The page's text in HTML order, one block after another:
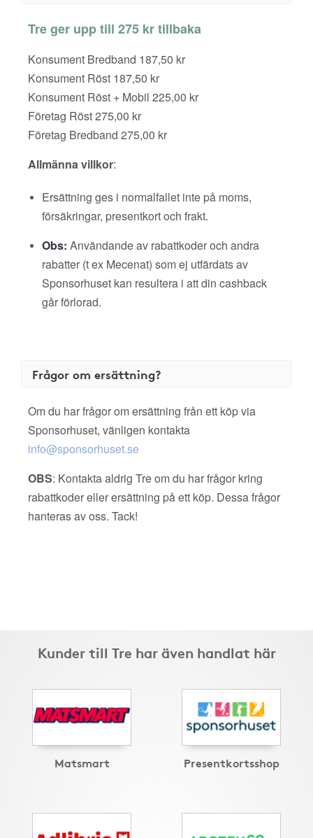
Tre ger upp till 275 kr tillbaka
Konsument Bredband 187,50 kr
Konsument Röst 187,50 kr
Konsument Röst + Mobil 225,00 kr
Företag Röst 275,00 kr
Företag Bredband 275,00 kr
Allmänna villkor:
Ersättning ges i normalfallet inte på moms,
försäkringar, presentkort och frakt.
Obs: Användande av rabattkoder och andra
rabatter (t ex Mecenat) som ej utfärdats av
Sponsorhuset kan resultera i att din cashback
går förlorad.
Frågor om ersättning?
Om du har frågor om ersättning från ett köp via
Sponsorhuset, vänligen kontakta
info@sponsorhuset.se
OBS: Kontakta aldrig Tre om du har frågor kring
rabattkoder eller ersättning på ett köp. Dessa frågor
hanteras av oss. Tack!
Kunder till Tre har även handlat här
Matsmart Presentkortsshop